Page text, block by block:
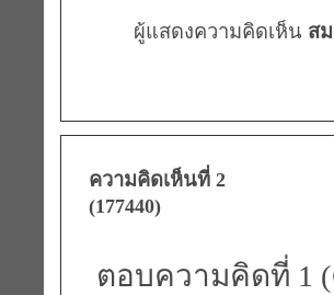
ผู้แสดงความคิดเห็น ส
ความคิดเห็นที่ 2
(177440)
ตอบความคิดที่ 1